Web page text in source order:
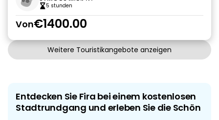
5 stunden
Von€1400.00
Weitere Touristikangebote anzeigen
Entdecken Sie Fira bei einem kostenlosen
Stadtrundgang und erleben Sie die Schön